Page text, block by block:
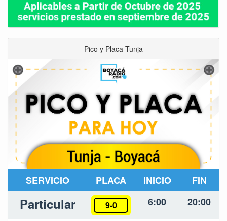
Pico y Placa Tunja
SERVICIO PLACA INICIO FIN
Particular 9-0 6:00 20:00